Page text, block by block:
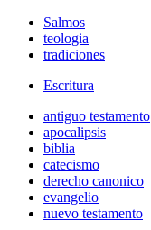
Salmos
teologia
tradiciones
Escritura
antiguo testamento
apocalipsis
biblia
catecismo
derecho canonico
evangelio
nuevo testamento